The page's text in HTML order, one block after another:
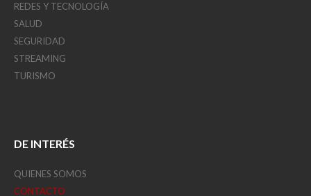
REDES Y TECNOLOGÍA
SALUD
SEGURIDAD
STREAMING
TURISMO
DE INTERÉS
QUIENES SOMOS
CONTACTO